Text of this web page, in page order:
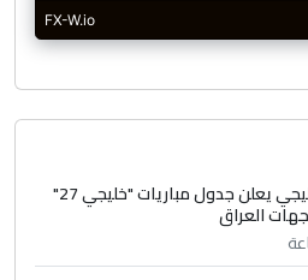
الاتحاد الخليجي يعلن جدول مباريات "خليجي 27"
العراق